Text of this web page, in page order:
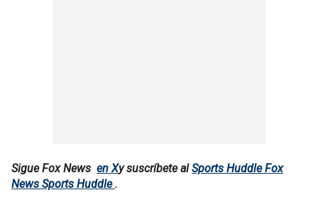
Sigue Fox News en Xy suscríbete alSports Huddle Fox
News Sports Huddle.